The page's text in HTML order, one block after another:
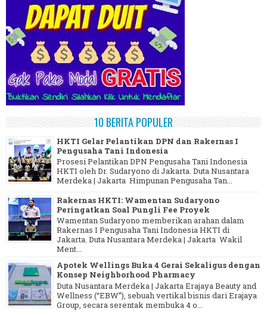
10 BERITA POPULER
HKTI Gelar Pelantikan DPN dan Rakernas I
Pengusaha Tani Indonesia
Prosesi Pelantikan DPN Pengusaha Tani Indonesia
HKTI oleh Dr. Sudaryono di Jakarta. Duta Nusantara
Merdeka | Jakarta Himpunan Pengusaha Tan...
Rakernas HKTI: Wamentan Sudaryono
Peringatkan Soal Pungli Fee Proyek
Wamentan Sudaryono memberikan arahan dalam
Rakernas I Pengusaha Tani Indonesia HKTI di
Jakarta. Duta Nusantara Merdeka | Jakarta Wakil
Ment...
Apotek Wellings Buka 4 Gerai Sekaligus dengan
Konsep Neighborhood Pharmacy
Duta Nusantara Merdeka | Jakarta Erajaya Beauty and
Wellness (“EBW”), sebuah vertikal bisnis dari Erajaya
Group, secara serentak membuka 4 o...